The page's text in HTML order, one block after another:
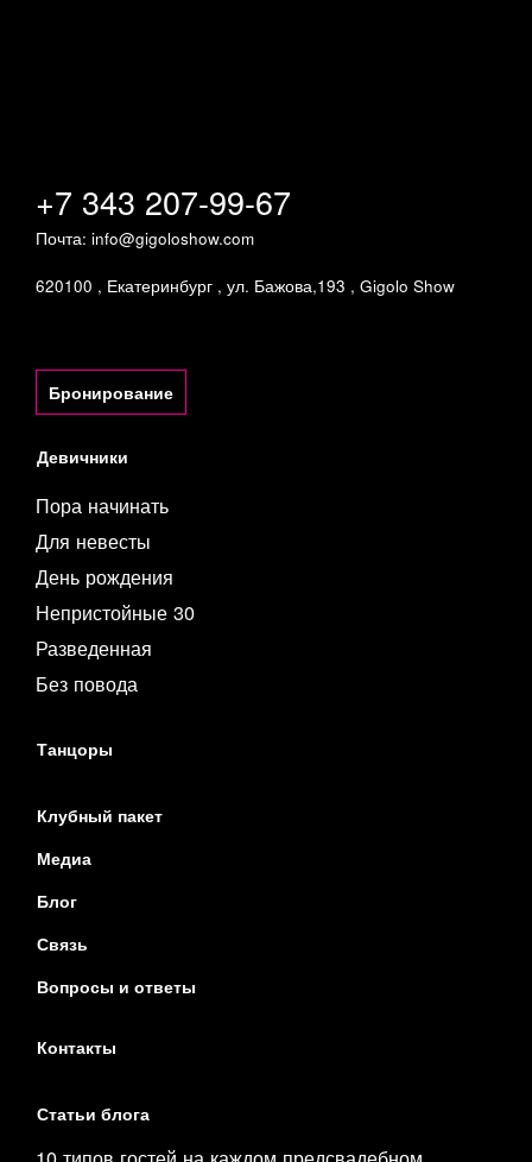
+7 343 207-99-67
Почта: info@gigoloshow.com
620100 , Екатеринбург , ул. Бажова,193 , Gigolo Show
Бронирование
Девичники
Пора начинать
Для невесты
День рождения
Непристойные 30
Разведенная
Без повода
Танцоры
Клубный пакет
Медиа
Блог
Связь
Вопросы и ответы
Контакты
Статьи блога